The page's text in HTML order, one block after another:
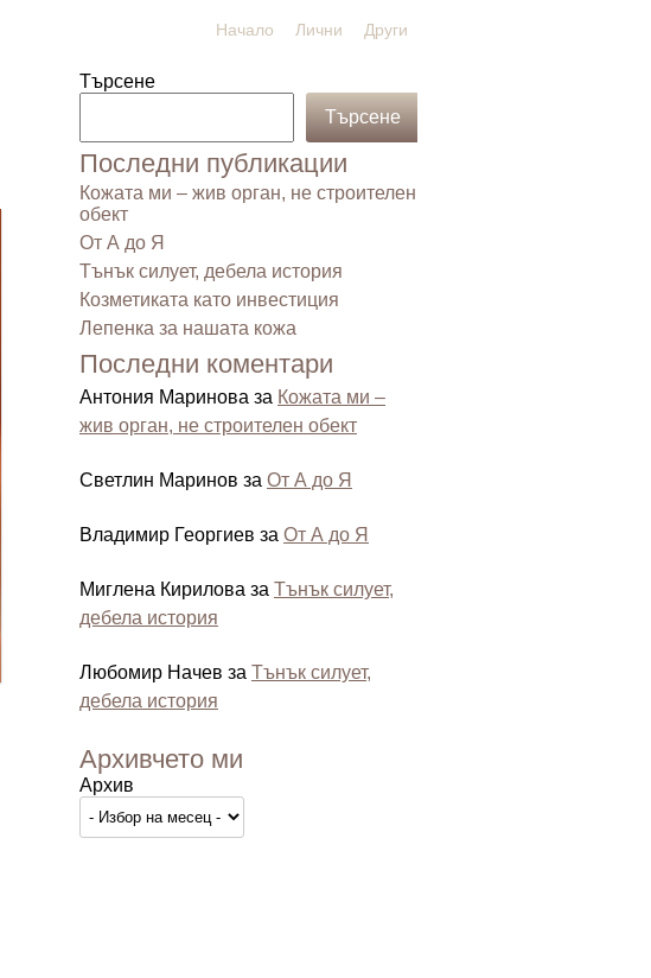
Начало Лични Други
Търсене
Търсене
Последни публикации
Кожата ми – жив орган, не строителен
обект
От А до Я
Тънък силует, дебела история
Козметиката като инвестиция
Лепенка за нашата кожа
Последни коментари
Антония Маринова за Кожата ми –
жив орган, не строителен обект
Светлин Маринов за От А до Я
Владимир Георгиев за От А до Я
Миглена Кирилова за Тънък силует,
дебела история
Любомир Начев за Тънък силует,
дебела история
Архивчето ми
Архив